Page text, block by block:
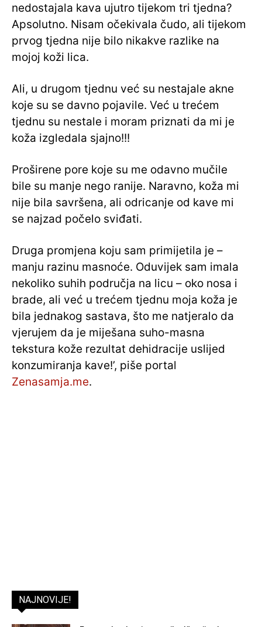
nedostajala kava ujutro tijekom tri tjedna?
Apsolutno. Nisam očekivala čudo, ali tijekom
prvog tjedna nije bilo nikakve razlike na
mojoj koži lica.
Ali, u drugom tjednu već su nestajale akne
koje su se davno pojavile. Već u trećem
tjednu su nestale i moram priznati da mi je
koža izgledala sjajno!!!
Proširene pore koje su me odavno mučile
bile su manje nego ranije. Naravno, koža mi
nije bila savršena, ali odricanje od kave mi
se najzad počelo sviđati.
Druga promjena koju sam primijetila je –
manju razinu masnoće. Oduvijek sam imala
nekoliko suhih područja na licu – oko nosa i
brade, ali već u trećem tjednu moja koža je
bila jednakog sastava, što me natjeralo da
vjerujem da je miješana suho-masna
tekstura kože rezultat dehidracije uslijed
konzumiranja kave!’, piše portal
Zenasamja.me.
NAJNOVIJE!